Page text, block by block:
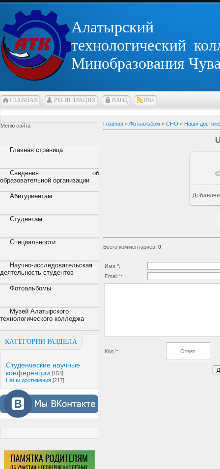
Алатырский
технологический
Минобразования
ГЛАВНАЯ РЕГИСТРАЦИЯ ВХОД RSS
Меню сайта
Главная страница
Сведения об
образовательной организации
Абитуриентам
Студентам
Специальности
Научно-исследовательская
деятельность студентов
Фотоальбомы
Музей Алатырского
технологического колледжа
КАТЕГОРИИ РАЗДЕЛА
Студенческие научные
конференции [154]
Наши достижения [217]
Главная » Фотоальбом » СНО » Наши
В
Всего комментариев: 0
Имя *:
Email *:
Код *: